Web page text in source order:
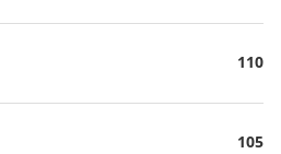
110
105